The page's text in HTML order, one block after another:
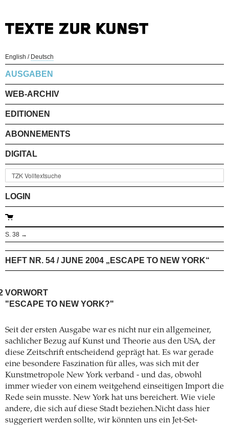
English / Deutsch
AUSGABEN
WEB-ARCHIV
EDITIONEN
ABONNEMENTS
DIGITAL
LOGIN
S. 38 →
HEFT NR. 54 / JUNE 2004 „ESCAPE TO NEW YORK“
VORWORT
"ESCAPE TO NEW YORK?"
Seit der ersten Ausgabe war es nicht nur ein allgemeiner,
sachlicher Bezug auf Kunst und Theorie aus den USA, der
diese Zeitschrift entscheidend geprägt hat. Es war gerade
eine besondere Faszination für alles, was sich mit der
Kunstmetropole New York verband - und das, obwohl
immer wieder von einem weitgehend einseitigen Import die
Rede sein musste. New York hat uns bereichert. Wie viele
andere, die sich auf diese Stadt beziehen.Nicht dass hier
suggeriert werden sollte, wir könnten uns ein Jet-Set-